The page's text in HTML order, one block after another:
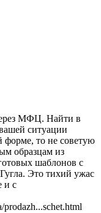
МФЦ. Найти в
ситуации
форме, то не советую
образцам из
шаблонов с
Это тихий ужас
и с